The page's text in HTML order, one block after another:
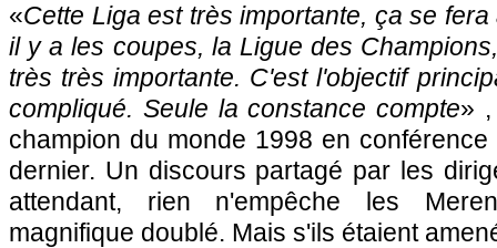
«Cette Liga est très importante, ça se
il y a les coupes, la Ligue des
très très importante. C'est l'objectif
compliqué. Seule la constance compte» ,
champion du monde 1998 en
dernier. Un discours partagé par les
attendant, rien n'empêche les
magnifique doublé. Mais s'ils étaient